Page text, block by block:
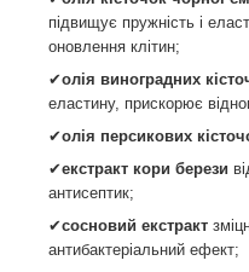
підвищує пружність і
оновлення клітин;
✔олія виноградних
еластину, прискорює
✔олія персикових
✔екстракт кори берези
антисептик;
✔сосновий екстракт
антибактеріальний ефект;